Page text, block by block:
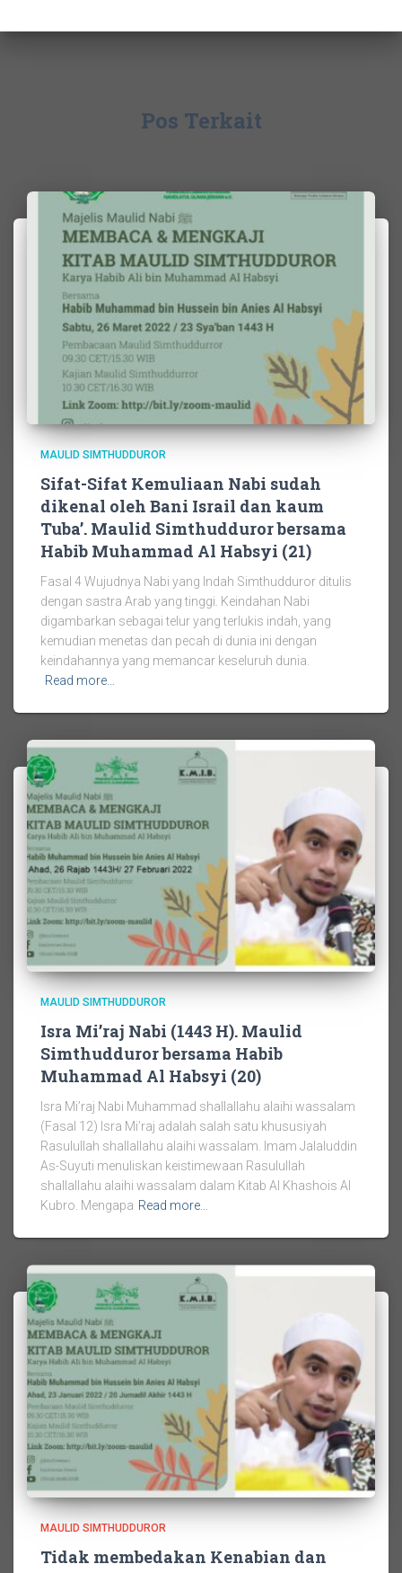
Pos Terkait
MAULID SIMTHUDDUROR
Sifat-Sifat Kemuliaan Nabi sudah
dikenal oleh Bani Israil dan kaum
Tuba’. Maulid Simthudduror bersama
Habib Muhammad Al Habsyi (21)
Fasal 4 Wujudnya Nabi yang Indah Simthudduror ditulis
dengan sastra Arab yang tinggi. Keindahan Nabi
digambarkan sebagai telur yang terlukis indah, yang
kemudian menetas dan pecah di dunia ini dengan
keindahannya yang memancar keseluruh dunia.
Read more…
MAULID SIMTHUDDUROR
Isra Mi’raj Nabi (1443 H). Maulid
Simthudduror bersama Habib
Muhammad Al Habsyi (20)
Isra Mi’raj Nabi Muhammad shallallahu alaihi wassalam
(Fasal 12) Isra Mi’raj adalah salah satu khususiyah
Rasulullah shallallahu alaihi wassalam. Imam Jalaluddin
As-Suyuti menuliskan keistimewaan Rasulullah
shallallahu alaihi wassalam dalam Kitab Al Khashois Al
Kubro. Mengapa Read more…
MAULID SIMTHUDDUROR
Tidak membedakan Kenabian dan